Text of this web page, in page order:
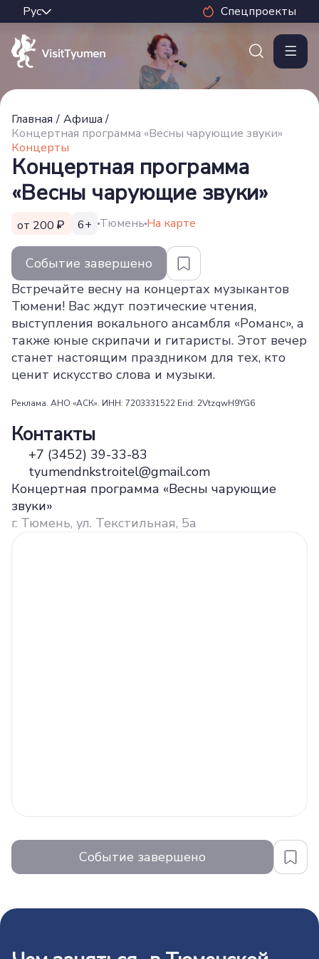
Спецпроекты
Главная / Афиша /
Концертная программа «Весны чарующие звуки»
Концерты
Концертная программа
«Весны чарующие звуки»
от 200 6+ ТюменьНа карте
Событие завершено
Встречайте весну на концертах музыкантов
Тюмени! Вас ждут поэтические чтения,
выступления вокального ансамбля «Романс», а
также юные скрипачи и гитаристы. Этот вечер
станет настоящим праздником для тех, кто
ценит искусство слова и музыки.
Реклама. АНО «АСК». ИНН: 7203331522 Erid: 2VtzqwH9YG6
Контакты
+7 (3452) 39-33-83
tyumendnkstroitel@gmail.com
Концертная программа «Весны чарующие
звуки»
г. Тюмень, ул. Текстильная, 5а
Событие завершено